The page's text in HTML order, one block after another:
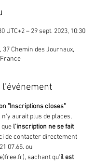
UTC+2 – 29 sept. 2023, 10:30
37 Chemin des Journaux,
"Inscriptions closes"
n'y aurait plus de places,
l'inscription ne se fait
de contacter directement
ou
sachant qu'il est